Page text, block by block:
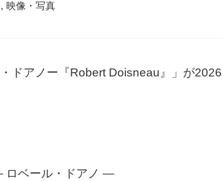
, 映像・写真
ドアノー『Robert Doisneau』」が2026
ロベール・ドアノ ―